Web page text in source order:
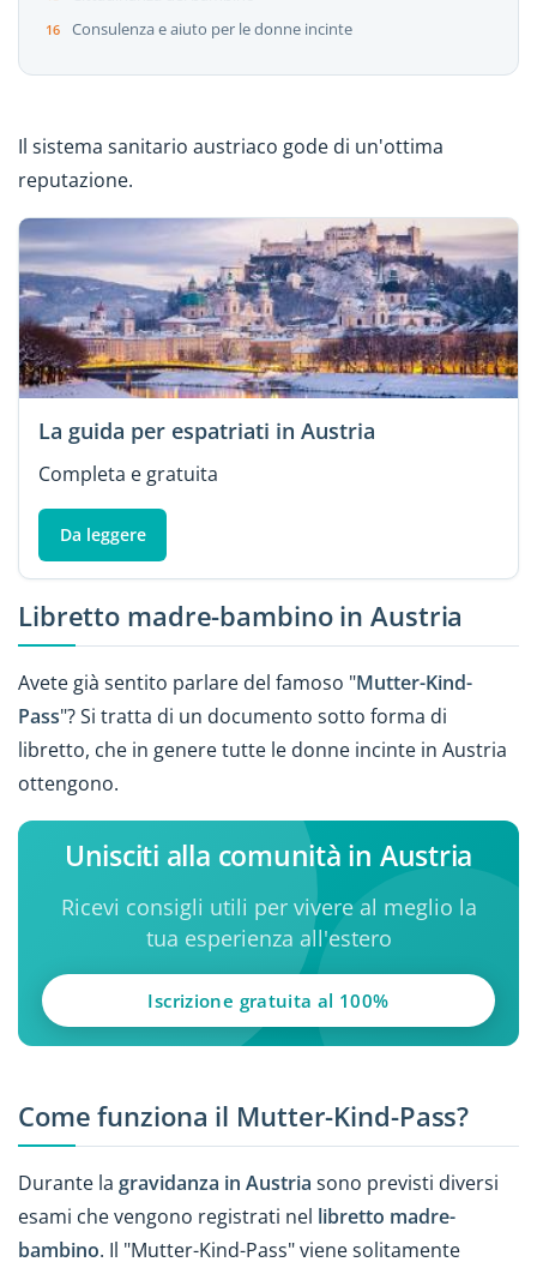
Consulenza e aiuto per le donne incinte
Il sistema sanitario austriaco gode di un'ottima
reputazione.
La guida per espatriati in Austria
Completa e gratuita
Da leggere
Libretto madre-bambino in Austria
Avete già sentito parlare del famoso "Mutter-Kind-
Pass"? Si tratta di un documento sotto forma di
libretto, che in genere tutte le donne incinte in Austria
ottengono.
Unisciti alla comunità in Austria
Ricevi consigli utili per vivere al meglio la
tua esperienza all'estero
Iscrizione gratuita al 100%
Come funziona il Mutter-Kind-Pass?
Durante la gravidanza in Austria sono previsti diversi
esami che vengono registrati nel libretto madre-
bambino. Il "Mutter-Kind-Pass" viene solitamente